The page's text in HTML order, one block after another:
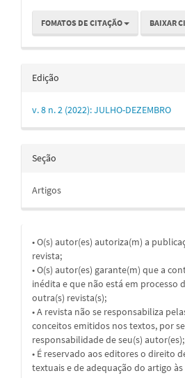
FOMATOS DE CITAÇÃO BAIXAR
Edição
v. 8 n. 2 (2022): JULHO-DEZEMBRO
Seção
Artigos
• O(s) autor(es) autoriza(m) a
revista;
• O(s) autor(es) garante(m) que a
inédita e que não está em processo
outra(s) revista(s);
• A revista não se responsabiliza
conceitos emitidos nos textos, por
responsabilidade de seu(s) autor(es);
• É reservado aos editores o direito
textuais e de adequação do artigo